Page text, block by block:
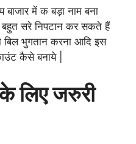
में क बड़ा नाम बना
सरे निपटान कर सकते हैं
बिल भुगतान करना आदि इस
कैसे बनाये |
लिए जरुरी